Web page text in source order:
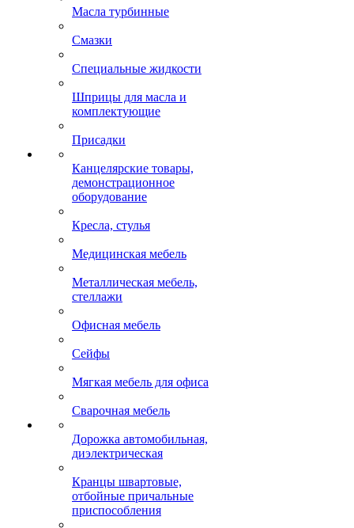
Масла турбинные
Смазки
Специальные жидкости
Шприцы для масла и
комплектующие
Присадки
Канцелярские товары,
демонстрационное
оборудование
Кресла, стулья
Медицинская мебель
Металлическая мебель,
стеллажи
Офисная мебель
Сейфы
Мягкая мебель для офиса
Сварочная мебель
Дорожка автомобильная,
диэлектрическая
Кранцы швартовые,
отбойные причальные
приспособления